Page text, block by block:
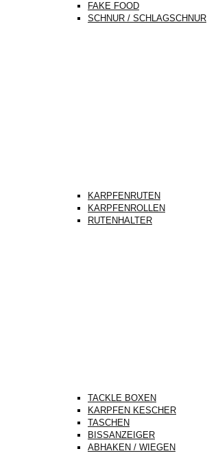
FAKE FOOD
SCHNUR / SCHLAGSCHNUR
KARPFENRUTEN
KARPFENROLLEN
RUTENHALTER
TACKLE BOXEN
KARPFEN KESCHER
TASCHEN
BISSANZEIGER
ABHAKEN / WIEGEN